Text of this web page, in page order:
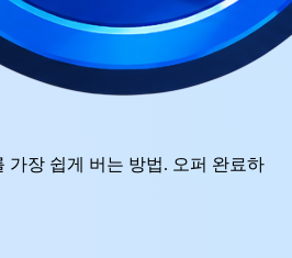
가장 쉽게 버는 방법. 오퍼 완료하